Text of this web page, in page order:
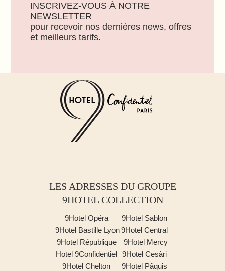
INSCRIVEZ-VOUS À NOTRE
NEWSLETTER
pour recevoir nos dernières news, offres
et meilleurs tarifs.
LES ADRESSES DU GROUPE
9HOTEL COLLECTION
9Hotel Opéra
9Hotel Sablon
9Hotel Bastille Lyon9Hotel Central
9Hotel République
9Hotel Mercy
Hotel 9Confidentiel 9Hotel Cesàri
9Hotel Chelton
9Hotel Pâquis